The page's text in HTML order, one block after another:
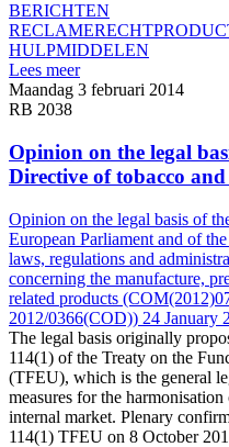
BERICHTEN
RECLAMERECHT
HULPMIDDELEN
Lees meer
Maandag 3 februari 2014
RB 2038
Opinion on the legal
Directive of tobacco
Opinion on the legal basis of
European Parliament and of
laws, regulations and
concerning the manufacture,
related products
2012/0366(COD)) 24 January
The legal basis originally
114(1) of the Treaty on the
(TFEU), which is the general
measures for the
internal market. Plenary
114(1) TFEU on 8 October